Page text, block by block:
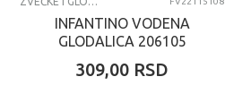
INFANTINO VODENA
GLODALICA 206105
309,00 RSD